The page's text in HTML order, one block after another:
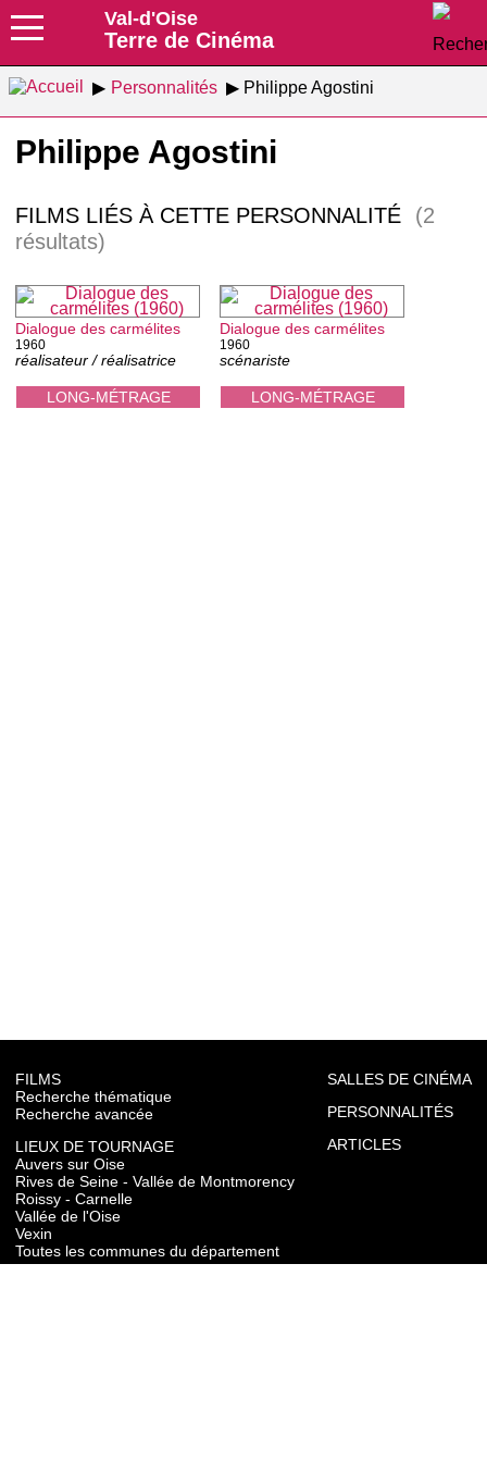
Val-d'Oise
Terre de Cinéma
Personnalités Philippe Agostini
Philippe Agostini
FILMS LIÉS À CETTE PERSONNALITÉ
(2
résultats)
LONG-MÉTRAGE
Dialogue des carmélites
1960
réalisateur / réalisatrice
LONG-MÉTRAGE
Dialogue des carmélites
1960
scénariste
FILMS
Recherche thématique
Recherche avancée
LIEUX DE TOURNAGE
Auvers sur Oise
Rives de Seine - Vallée de Montmorency
Roissy - Carnelle
Vallée de l'Oise
Vexin
Toutes les communes du département
SALLES DE CINÉMA
PERSONNALITÉS
ARTICLES